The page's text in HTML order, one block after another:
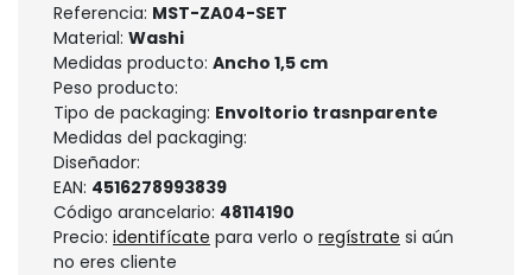
Referencia: MST-ZA04-SET
Material: Washi
Medidas producto: Ancho 1,5 cm
Peso producto:
Tipo de packaging: Envoltorio trasnparente
Medidas del packaging:
Diseñador:
EAN: 4516278993839
Código arancelario: 48114190
Precio: identifícate para verlo o regístrate si aún
no eres cliente